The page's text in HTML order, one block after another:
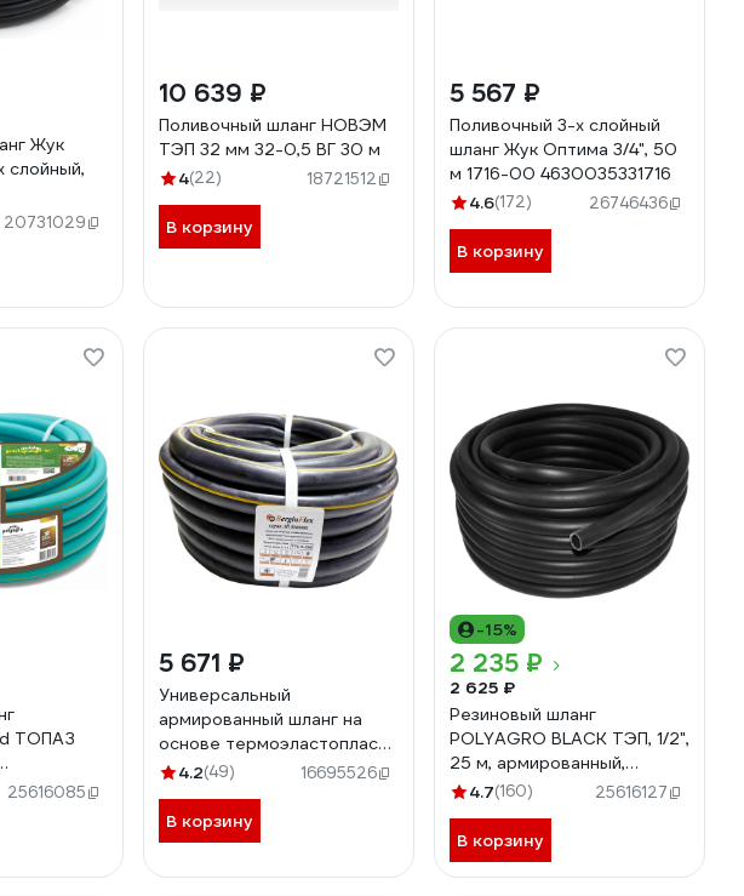
Жук
слойный,
20731029
10 639 ₽
Поливочный шланг НОВЭМ
ТЭП 32 мм 32-0,5 ВГ 30 м
4(22) 18721512
В корзину
5 567 ₽
Поливочный 3-х слойный
шланг Жук Оптима 3/4", 50
м 1716-00 4630035331716
4.6(172) 26746436
В корзину
ТОПАЗ
25616085
5 671 ₽
Универсальный
армированный шланг на
основе термоэластопласта
Berginflex 1", 25 м TPE-S-
4.2(49) 16695526
В корзину
-15%
2 235 ₽
2 625 ₽
Резиновый шланг
POLYAGRO BLACK ТЭП, 1/2",
25 м, армированный,
морозостойкий 7558225
4.7(160) 25616127
В корзину